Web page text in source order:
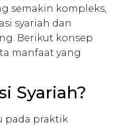
semakin kompleks,
syariah dan
Berikut konsep
manfaat yang
Syariah?
pada praktik